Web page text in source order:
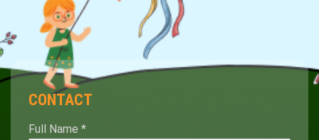
CONTACT
Full Name *